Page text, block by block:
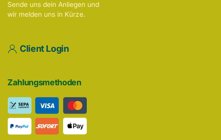
Sende uns dein Anliegen und
wir melden uns in Kürze.
Client Login
Zahlungsmethoden